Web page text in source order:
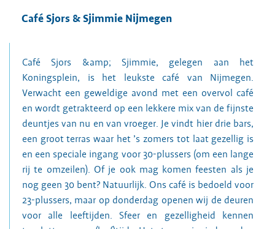
Café Sjors & Sjimmie Nijmegen
Café Sjors &amp; Sjimmie, gelegen aan het
Koningsplein, is het leukste café van Nijmegen.
Verwacht een geweldige avond met een overvol café
en wordt getrakteerd op een lekkere mix van de fijnste
deuntjes van nu en van vroeger. Je vindt hier drie bars,
een groot terras waar het ’s zomers tot laat gezellig is
en een speciale ingang voor 30-plussers (om een lange
rij te omzeilen). Of je ook mag komen feesten als je
nog geen 30 bent? Natuurlijk. Ons café is bedoeld voor
23-plussers, maar op donderdag openen wij de deuren
voor alle leeftijden. Sfeer en gezelligheid kennen